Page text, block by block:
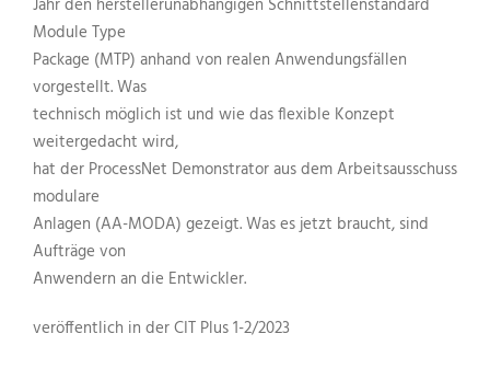
Module Type
Package (MTP) anhand von realen Anwendungsfällen
vorgestellt. Was
technisch möglich ist und wie das flexible Konzept
weitergedacht wird,
hat der ProcessNet Demonstrator aus dem Arbeitsausschuss
modulare
Anlagen (AA-MODA) gezeigt. Was es jetzt braucht, sind
Aufträge von
Anwendern an die Entwickler.
veröffentlich in der CIT Plus 1-2/2023